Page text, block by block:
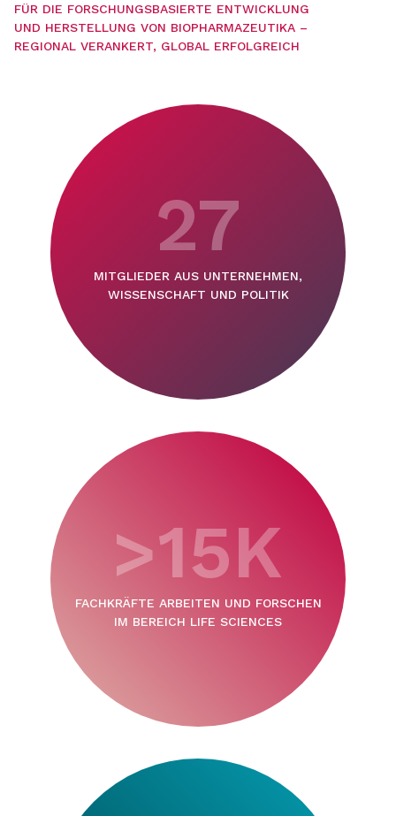
FÜR DIE FORSCHUNGSBASIERTE ENTWICKLUNG
UND HERSTELLUNG VON BIOPHARMAZEUTIKA –
REGIONAL VERANKERT, GLOBAL ERFOLGREICH
27
MITGLIEDER AUS UNTERNEHMEN,
WISSENSCHAFT UND POLITIK
>15K
FACHKRÄFTE ARBEITEN UND FORSCHEN
IM BEREICH LIFE SCIENCES